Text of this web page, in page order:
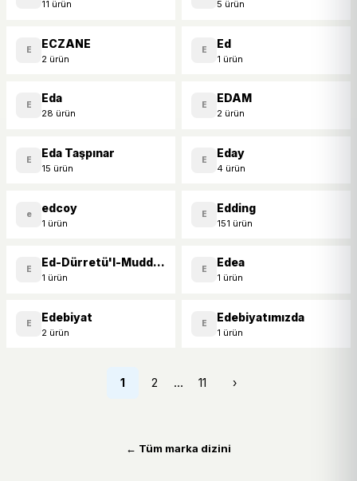
11 ürün 5 ürün
E ECZANE
2 ürün
E Ed
1 ürün
E Eda
28 ürün
E EDAM
2 ürün
E Eda Taşpınar
15 ürün
E Eday
4 ürün
e edcoy
1 ürün
E Edding
151 ürün
E Ed-Dürretü'l-Muddiye
1 ürün
E Edea
1 ürün
E Edebiyat
2 ürün
E Edebiyatımızda
1 ürün
1 2 … 11 ›
← Tüm marka dizini